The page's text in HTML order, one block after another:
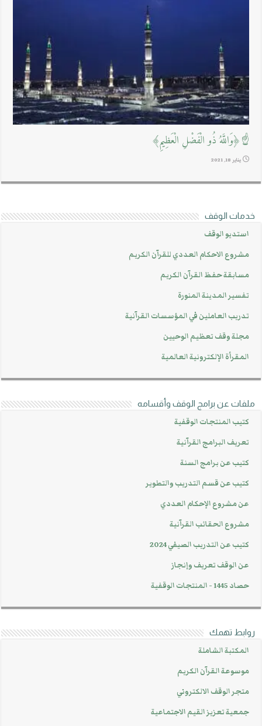
☝﴿وَاللَّهُ ذُو الْفَضْلِ الْعَظِيمِ﴾
يناير 18, 2021
خدمات الوقف
استديو الوقف
مشروع الاحكام العددي للقرآن الكريم
مسابقة حفظ القرآن الكريم
تفسير المدينة المنورة
تدريب العاملين في المؤسسات القرآنية
مجلة وقف تعظيم الوحيين
المقرأة الإلكترونية العالمية
ملفات عن برامج الوقف وأقسامه
كتيب المنتجات الوقفية
تعريف البرامج القرآنية
كتيب عن برامج السنة
كتيب عن قسم التدريب والتطوير
عن مشروع الإحكام العددي
مشروع الحقائب القرآنية
كتيب عن التدريب الصيفي 2024
عن الوقف تعريف وإنجاز
حصاد 1445 - المنتجات الوقفية
روابط تهمك
المكتبة الشاملة
موسوعة القرآن الكريم
متجر الوقف الالكتروني
جمعية تعزيز القيم الاجتماعية